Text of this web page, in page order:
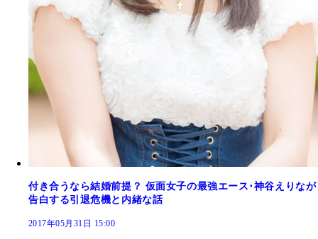
付き合うなら結婚前提？ 仮面女子の最強エース･神谷えりなが
告白する引退危機と内緒な話
2017年05月31日 15:00